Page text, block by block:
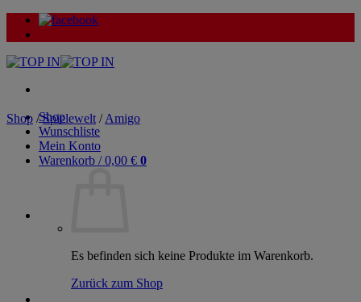
Zum
Inhalt
Shop
Wunschliste
Mein Konto
Warenkorb /0,00 € 0
Es befinden sich keine Produkte im Warenkorb.
Zurück zum Shop
Shop / Spielewelt / Amigo